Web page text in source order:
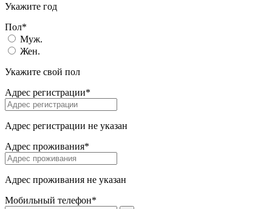
Укажите год
Пол*
Муж.
Жен.
Укажите свой пол
Адрес регистрации*
Адрес регистрации не указан
Адрес проживания*
Адрес проживания не указан
Мобильный телефон*